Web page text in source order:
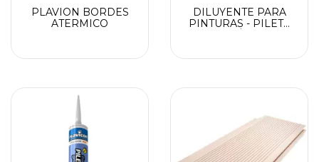
PLAVION BORDES
ATERMICO
DILUYENTE PARA
PINTURAS - PILETA